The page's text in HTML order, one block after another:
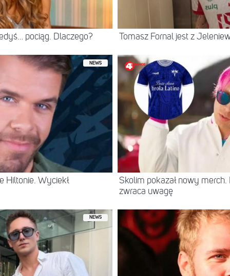
pociąg. Dlaczego? Tomasz Fornal jest z
NEWS
Hiltonie. Wyciekł
Skolim pokazał nowy
zwraca uwagę
NEWS